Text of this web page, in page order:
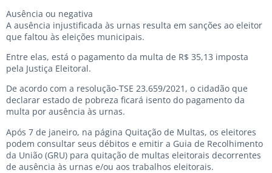
Ausência ou negativa
A ausência injustificada às urnas resulta em sanções ao eleitor
que faltou às eleições municipais.
Entre elas, está o pagamento da multa de R$ 35,13 imposta
pela Justiça Eleitoral.
De acordo com a resolução-TSE 23.659/2021, o cidadão que
declarar estado de pobreza ficará isento do pagamento da
multa por ausência às urnas.
Após 7 de janeiro, na página Quitação de Multas, os eleitores
podem consultar seus débitos e emitir a Guia de Recolhimento
da União (GRU) para quitação de multas eleitorais decorrentes
de ausência às urnas e/ou aos trabalhos eleitorais.